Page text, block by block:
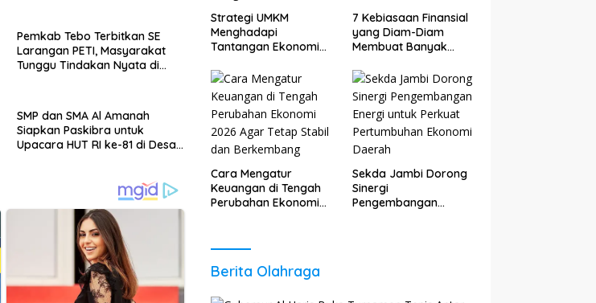
Pemkab Tebo Terbitkan SE
Larangan PETI, Masyarakat
Tunggu Tindakan Nyata di
SMP dan SMA Al Amanah
Siapkan Paskibra untuk
Upacara HUT RI ke-81 di Desa
Strategi UMKM
Menghadapi
Tantangan Ekonomi
Digitalisasi, dan Daya
Saing
7 Kebiasaan Finansial
yang Diam-Diam
Membuat Banyak
Sudah Anda Lakukan?
Cara Mengatur
Keuangan di Tengah
Perubahan Ekonomi
Berkembang
Sekda Jambi Dorong
Sinergi
Pengembangan
Berita Olahraga